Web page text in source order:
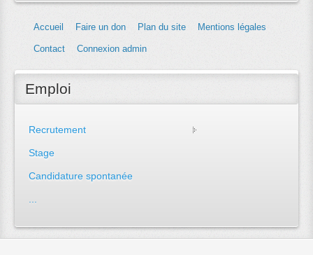
Accueil Faire un don Plan du site Mentions légales
Contact Connexion admin
Emploi
Recrutement
Stage
Candidature spontanée